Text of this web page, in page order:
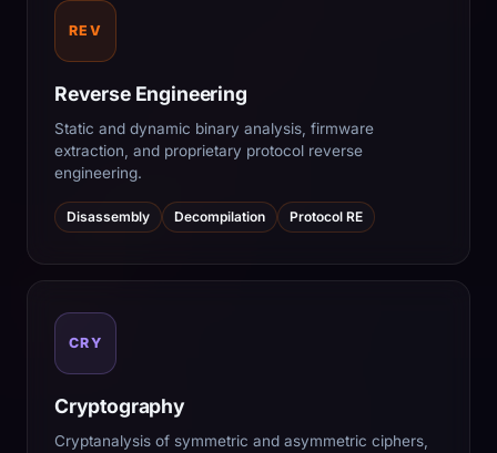
REV
Reverse Engineering
Static and dynamic binary analysis, firmware
extraction, and proprietary protocol reverse
engineering.
Disassembly Decompilation Protocol RE
CRY
Cryptography
Cryptanalysis of symmetric and asymmetric ciphers,